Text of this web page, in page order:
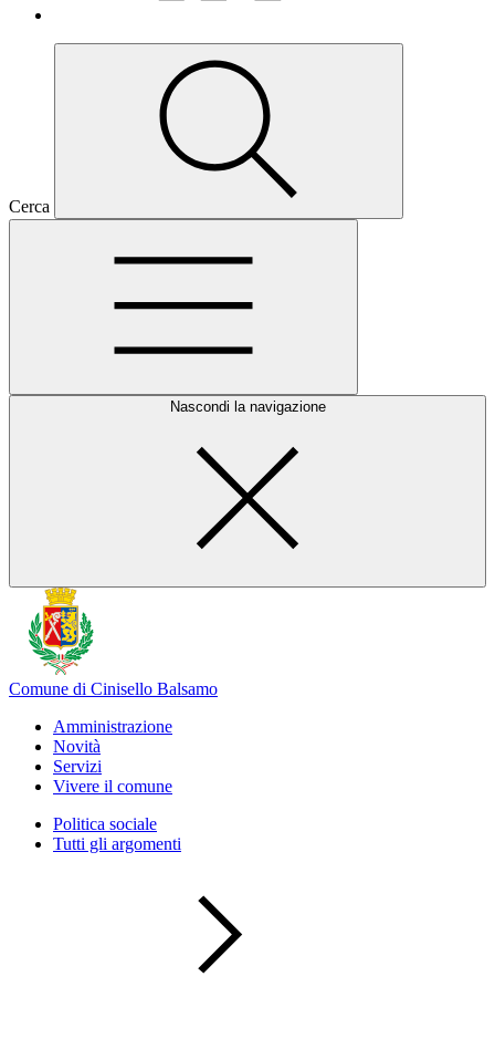
Cerca
Nascondi la navigazione
Comune di Cinisello Balsamo
Amministrazione
Novità
Servizi
Vivere il comune
Politica sociale
Tutti gli argomenti